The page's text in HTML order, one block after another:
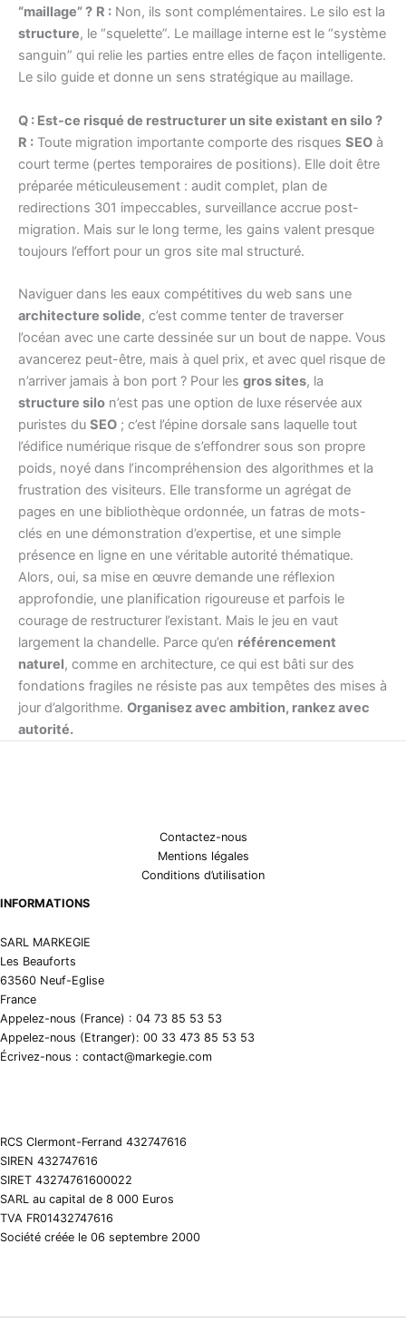
“maillage” ? R : Non, ils sont complémentaires. Le silo est la
structure, le “squelette”. Le maillage interne est le “système
sanguin” qui relie les parties entre elles de façon intelligente.
Le silo guide et donne un sens stratégique au maillage.
Q : Est-ce risqué de restructurer un site existant en silo ?
R : Toute migration importante comporte des risques SEO à
court terme (pertes temporaires de positions). Elle doit être
préparée méticuleusement : audit complet, plan de
redirections 301 impeccables, surveillance accrue post-
migration. Mais sur le long terme, les gains valent presque
toujours l’effort pour un gros site mal structuré.
Naviguer dans les eaux compétitives du web sans une
architecture solide, c’est comme tenter de traverser
l’océan avec une carte dessinée sur un bout de nappe. Vous
avancerez peut-être, mais à quel prix, et avec quel risque de
n’arriver jamais à bon port ? Pour les gros sites, la
structure silo n’est pas une option de luxe réservée aux
puristes du SEO ; c’est l’épine dorsale sans laquelle tout
l’édifice numérique risque de s’effondrer sous son propre
poids, noyé dans l’incompréhension des algorithmes et la
frustration des visiteurs. Elle transforme un agrégat de
pages en une bibliothèque ordonnée, un fatras de mots-
clés en une démonstration d’expertise, et une simple
présence en ligne en une véritable autorité thématique.
Alors, oui, sa mise en œuvre demande une réflexion
approfondie, une planification rigoureuse et parfois le
courage de restructurer l’existant. Mais le jeu en vaut
largement la chandelle. Parce qu’en référencement
naturel, comme en architecture, ce qui est bâti sur des
fondations fragiles ne résiste pas aux tempêtes des mises à
jour d’algorithme. Organisez avec ambition, rankez avec
autorité.
Contactez-nous
Mentions légales
Conditions d’utilisation
INFORMATIONS
SARL MARKEGIE
Les Beauforts
63560 Neuf-Eglise
France
Appelez-nous (France) : 04 73 85 53 53
Appelez-nous (Etranger): 00 33 473 85 53 53
Écrivez-nous : contact@markegie.com
RCS Clermont-Ferrand 432747616
SIREN 432747616
SIRET 43274761600022
SARL au capital de 8 000 Euros
TVA FR01432747616
Société créée le 06 septembre 2000